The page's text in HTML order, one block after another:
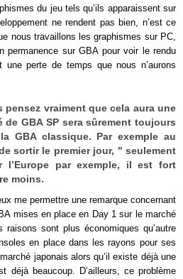
du jeu tels qu’ils apparaissent sur
ne rendent pas bien, n’est ce
nous travaillons les graphismes sur PC,
permanence sur GBA pour voir le rendu
une perte de temps que nous n’aurons
pensez vraiment que cela aura une
GBA SP sera sûrement toujours
GBA classique. Par exemple au
sortir le premier jour, " seulement
par exemple, il est fort
moins.
me permettre une remarque concernant
mises en place en Day 1 sur le marché
sont plus économiques qu’autre
en place dans les rayons pour ses
japonais alors qu’il existe déjà une
déjà beaucoup. D’ailleurs, ce problème